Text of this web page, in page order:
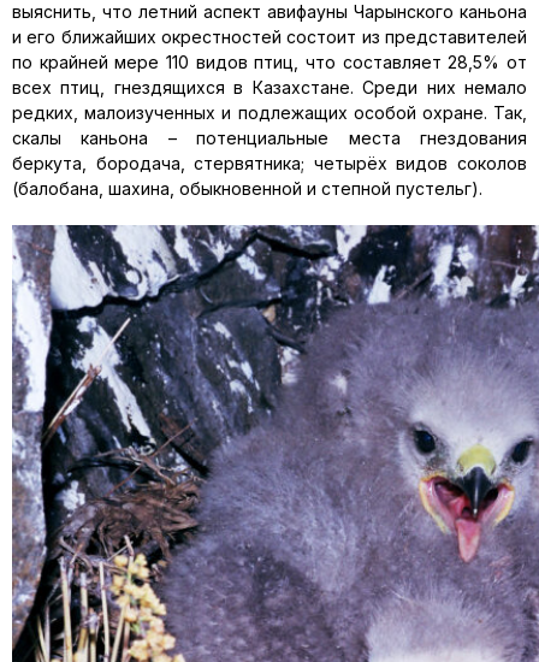
выяснить, что летний аспект авифауны Чарынского каньона
и его ближайших окрестностей состоит из представителей
по крайней мере 110 видов птиц, что составляет 28,5% от
всех птиц, гнездящихся в Казахстане. Среди них немало
редких, малоизученных и подлежащих особой охране. Так,
скалы каньона – потенциальные места гнездования
беркута, бородача, стервятника; четырёх видов соколов
(балобана, шахина, обыкновенной и степной пустельг).